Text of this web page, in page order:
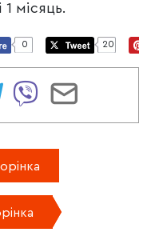
місяць.
0 20